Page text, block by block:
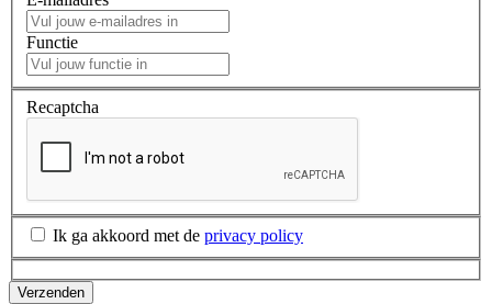
Functie
Recaptcha
Ik ga akkoord met de privacy policy